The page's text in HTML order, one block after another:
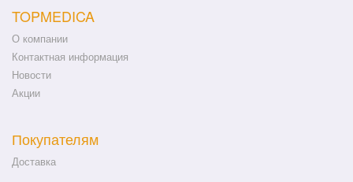
TOPMEDICA
О компании
Контактная информация
Новости
Акции
Покупателям
Доставка